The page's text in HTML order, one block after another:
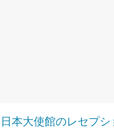
日本大使館のレセプ